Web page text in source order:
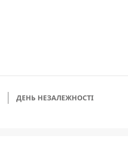
ДЕНЬ НЕЗАЛЕЖНОСТІ